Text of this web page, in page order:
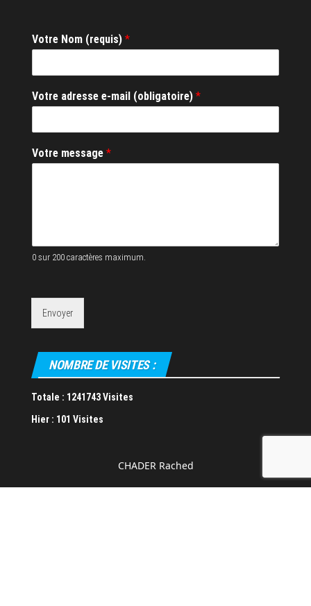
Votre Nom (requis) *
*
V
t
e
Votre adresse e-mail (obligatoire) *
Votre message *
0 sur 200 caractères maximum.
Envoyer
NOMBRE DE VISITES :
Totale : 1241743 Visites
Hier : 101 Visites
CHADER Rached